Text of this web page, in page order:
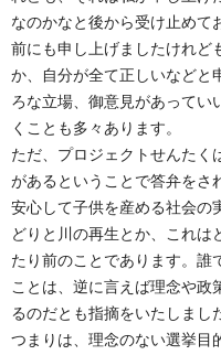
なのかなと後から受け止めて
前にも申し上げましたけれど
か、自分が全て正しいなどと
ろな立場、御意見があってい
くことも多々あります。
ただ、プロジェクトせんたく
があるということで答弁をさ
安心して子供を産める社会の
どりと川の再生とか、これは
たり前のことであります。誰
ことは、逆に言えば理念や政
るのだとも指摘をいたしまし
つまりは、理念のない選挙目